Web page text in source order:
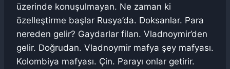
üzerinde konuşulmayan. Ne zaman ki
özelleştirme başlar Rusya’da. Doksanlar. Para
nereden gelir? Gaydarlar filan. Vladnoymir’den
gelir. Doğrudan. Vladnoymir mafya şey mafyası.
Kolombiya mafyası. Çin. Parayı onlar getirir.